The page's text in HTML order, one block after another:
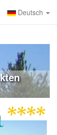
Deutsch